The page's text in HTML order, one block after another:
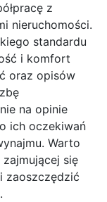
z
nieruchomości.
standardu
i komfort
oraz opisów
na opinie
ich oczekiwań
Warto
się
zaoszczędzić